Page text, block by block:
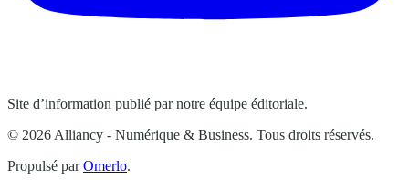
Site d’information publié par notre équipe éditoriale.
© 2026 Alliancy - Numérique & Business. Tous droits réservés.
Propulsé parOmerlo.